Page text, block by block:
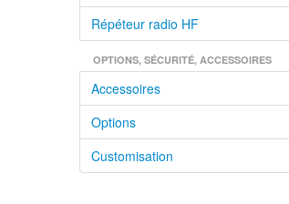
Répéteur radio HF
OPTIONS, SÉCURITÉ, ACCESSOIRES
Accessoires
Options
Customisation